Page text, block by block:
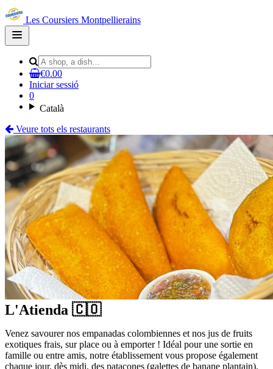
Les Coursiers Montpellierains
Open
main
€0.00
Iniciar sessió
0
Català
Veure tots els restaurants
L'Atienda 🇨🇴
Venez savourer nos empanadas colombiennes et nos jus de fruits
exotiques frais, sur place ou à emporter ! Idéal pour une sortie en
famille ou entre amis, notre établissement vous propose également
chaque jour, dès midi, des patacones (galettes de banane plantain).